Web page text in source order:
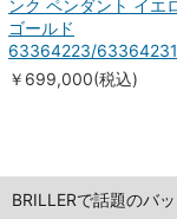
ンク ペンダント イエ
ゴールド
63364223/63364231
￥699,000(税込)
BRILLERで話題のバ